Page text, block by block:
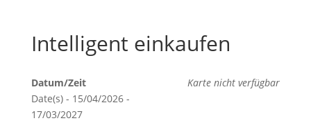
Intelligent einkaufen
Karte nicht verfügbar
Datum/Zeit
Date(s) - 15/04/2026 -
17/03/2027